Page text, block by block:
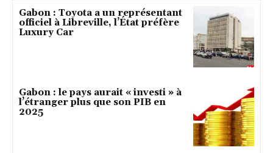
Gabon : Toyota a un représentant
officiel à Libreville, l’État préfère
Luxury Car
Gabon : le pays aurait « investi » à
l’étranger plus que son PIB en
2025